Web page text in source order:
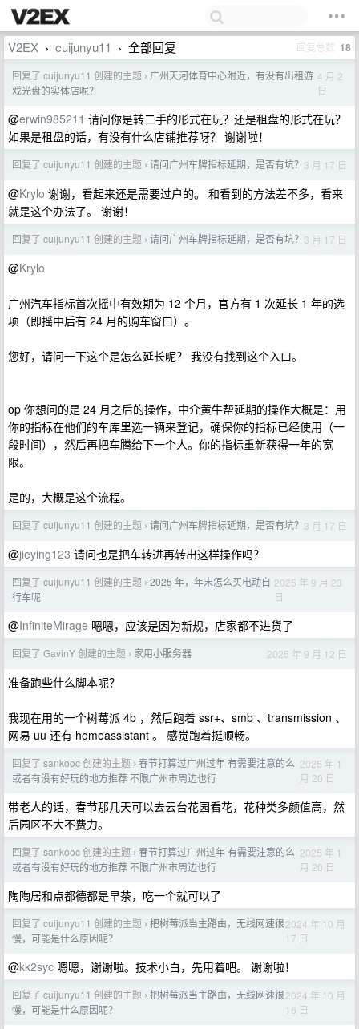
V2EX › cuijunyu11 › 全部回复 回复总数 18
回复了 cuijunyu11 创建的主题 › 广州天河体育中心附近，有没有出租游
戏光盘的实体店呢？
4 月 2
日
@erwin985211 请问你是转二手的形式在玩？还是租盘的形式在玩？
如果是租盘的话，有没有什么店铺推荐呀？ 谢谢啦！
回复了 cuijunyu11 创建的主题 › 请问广州车牌指标延期，是否有坑？ 3 月 17 日
@Krylo 谢谢，看起来还是需要过户的。 和看到的方法差不多，看来
就是这个办法了。 谢谢！
回复了 cuijunyu11 创建的主题 › 请问广州车牌指标延期，是否有坑？ 3 月 17 日
@Krylo
广州汽车指标首次摇中有效期为 12 个月，官方有 1 次延长 1 年的选
项（即摇中后有 24 月的购车窗口）。
您好，请问一下这个是怎么延长呢？ 我没有找到这个入口。
op 你想问的是 24 月之后的操作，中介黄牛帮延期的操作大概是：用
你的指标在他们的车库里选一辆来登记，确保你的指标已经使用（一
段时间），然后再把车腾给下一个人。你的指标重新获得一年的宽
限。
是的，大概是这个流程。
回复了 cuijunyu11 创建的主题 › 请问广州车牌指标延期，是否有坑？ 3 月 17 日
@jieying123 请问也是把车转进再转出这样操作吗？
回复了 cuijunyu11 创建的主题 › 2025 年，年末怎么买电动自
行车呢
2025 年 9 月 23
日
@InfiniteMirage 嗯嗯，应该是因为新规，店家都不进货了
回复了 GavinY 创建的主题 › 家用小服务器 2025 年 9 月 12 日
准备跑些什么脚本呢？
我现在用的一个树莓派 4b ，然后跑着 ssr+、smb 、transmission 、
网易 uu 还有 homeassistant 。 感觉跑着挺顺畅。
回复了 sankooc 创建的主题 › 春节打算过广州过年 有需要注意的么
或者有没有好玩的地方推荐 不限广州市周边也行
2025 年 1
月 20 日
带老人的话，春节那几天可以去云台花园看花，花种类多颜值高，然
后园区不大不费力。
回复了 sankooc 创建的主题 › 春节打算过广州过年 有需要注意的么
或者有没有好玩的地方推荐 不限广州市周边也行
2025 年 1
月 20 日
陶陶居和点都德都是早茶，吃一个就可以了
回复了 cuijunyu11 创建的主题 › 把树莓派当主路由，无线网速很
慢，可能是什么原因呢？
2024 年 10 月
17 日
@kk2syc 嗯嗯，谢谢啦。技术小白，先用着吧。 谢谢啦！
回复了 cuijunyu11 创建的主题 › 把树莓派当主路由，无线网速很
慢，可能是什么原因呢？
2024 年 10 月
16 日